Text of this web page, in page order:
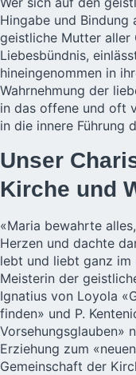
Hingabe und Bindung
geistliche Mutter aller
Liebesbündnis,
hineingenommen in
Wahrnehmung der
in das offene und oft
in die innere Führung
Unser
Kirche und
«Maria bewahrte
Herzen und dachte
lebt und liebt ganz im
Meisterin der
Ignatius von Loyola
finden» und P.
Vorsehungsglauben»
Erziehung zum
Gemeinschaft der